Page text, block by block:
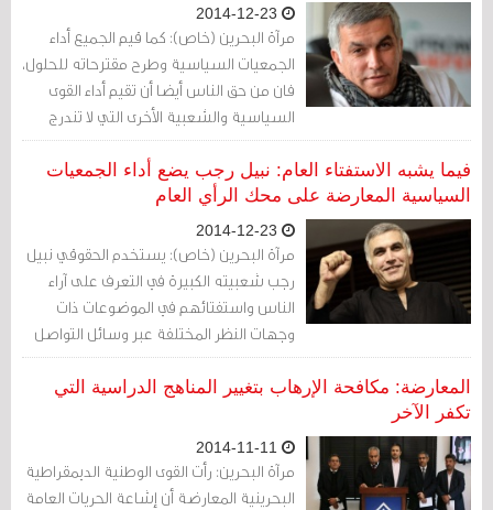
مرآة البحرين (خاص): كما قيم الجميع أداء
الجمعيات السياسية وطرح مقترحاته للحلول،
فان من حق الناس أيضا أن تقيم أداء القوى
السياسية والشعبية الأخرى التي لا تندرج
تحت قانون الجمعيات السياسية.
فيما يشبه الاستفتاء العام: نبيل رجب يضع أداء الجمعيات
السياسية المعارضة على محك الرأي العام
مرآة البحرين (خاص): يستخدم الحقوقي نبيل
رجب شعبيته الكبيرة في التعرف على آراء
الناس واستفتائهم في الموضوعات ذات
وجهات النظر المختلفة عبر وسائل التواصل
المجتمعي، وهو الذي عرف عنه اهتمامه
بالاستماع للآراء المختلفة من الأطراف
المعارضة: مكافحة الإرهاب بتغيير المناهج الدراسية التي
تكفر الآخر
مرآة البحرين: رأت القوى الوطنية الديمقراطية
البحرينية المعارضة أن إشاعة الحريات العامة